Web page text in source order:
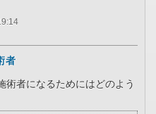
者
術者になるためにはどのよう